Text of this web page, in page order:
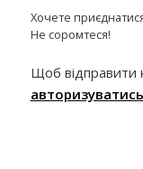
Хочете
Не соромтеся!
Щоб відправити
авторизуватись